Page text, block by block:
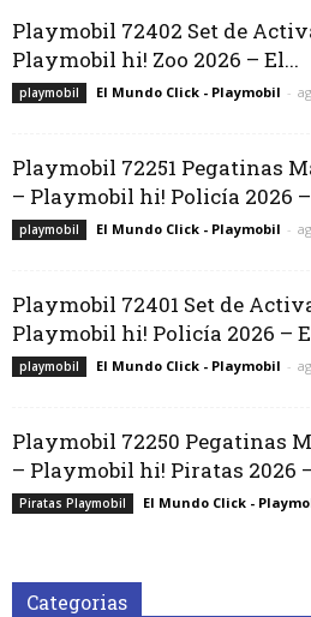
Playmobil 72402 Set de
Playmobil hi! Zoo 2026 – El...
playmobil El Mundo Click - Playmobil -
Playmobil 72251 Pegatinas
– Playmobil hi! Policía 2026
playmobil El Mundo Click - Playmobil -
Playmobil 72401 Set de
Playmobil hi! Policía 2026 –
playmobil El Mundo Click - Playmobil -
Playmobil 72250 Pegatinas
– Playmobil hi! Piratas 2026
Piratas Playmobil El Mundo Click -
Categorias